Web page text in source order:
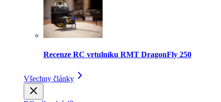
Recenze RC vrtulníku RMT DragonFly 250
Všechny články